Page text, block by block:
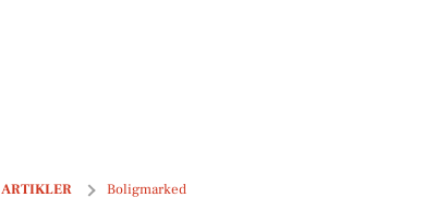
ARTIKLER Boligmarked
Nyhåbsvej 33 og 1 anden boliger er kommet til salg denne uge i